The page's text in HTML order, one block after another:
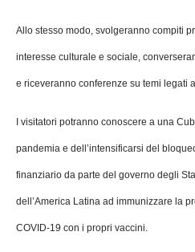
Allo stesso modo, svolgeranno compiti
interesse culturale e sociale,
e riceveranno conferenze su temi legati
I visitatori potranno conoscere a una
pandemia e dell’intensificarsi del
finanziario da parte del governo degli
dell’America Latina ad immunizzare la
COVID-19 con i propri vaccini.